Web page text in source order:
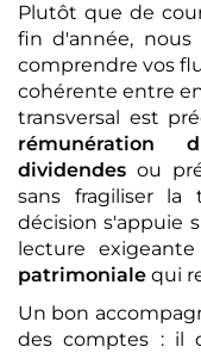
Plutôt que de
fin d'année, nous
comprendre vos
cohérente entre
transversal est
rémunération
dividendes ou
sans fragiliser la
décision s'appuie
lecture
patrimoniale qui
Un bon
des comptes : il